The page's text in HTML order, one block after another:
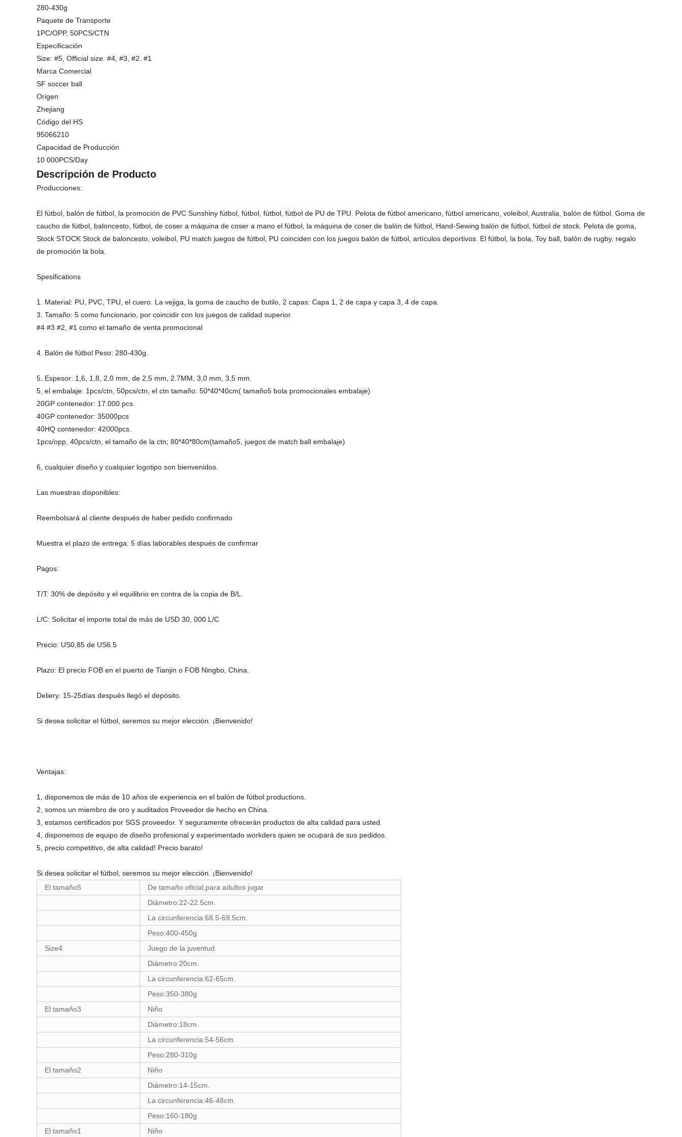
280-430g
Paquete de Transporte
1PC/OPP, 50PCS/CTN
Especificación
Size: #5, Official size. #4, #3, #2. #1
Marca Comercial
SF soccer ball
Origen
Zhejiang
Código del HS
95066210
Capacidad de Producción
10 000PCS/Day
Descripción de Producto
Producciones:
El fútbol, balón de fútbol, la promoción de PVC Sunshiny fútbol, fútbol, fútbol, fútbol de PU de TPU. Pelota de fútbol americano, fútbol americano, voleibol, Australia, balón de fútbol. Goma de
caucho de fútbol, baloncesto, fútbol, de coser a máquina de coser a mano el fútbol, la máquina de coser de balón de fútbol, Hand-Sewing balón de fútbol, fútbol de stock. Pelota de goma,
Stock STOCK Stock de baloncesto, voleibol, PU match juegos de fútbol, PU coinciden con los juegos balón de fútbol, artículos deportivos. El fútbol, la bola, Toy ball, balón de rugby, regalo
de promoción la bola.
Spesifications
1. Material: PU, PVC, TPU, el cuero. La vejiga, la goma de caucho de butilo, 2 capas: Capa 1, 2 de capa y capa 3, 4 de capa.
3. Tamaño: 5 como funcionario, por coincidir con los juegos de calidad superior.
#4 #3 #2, #1 como el tamaño de venta promocional
4. Balón de fútbol Peso: 280-430g.
5, Espesor: 1,6, 1,8, 2,0 mm, de 2,5 mm, 2.7MM, 3,0 mm, 3,5 mm.
5, el embalaje: 1pcs/ctn, 50pcs/ctn, el ctn tamaño: 50*40*40cm( tamaño5 bola promocionales embalaje)
20GP contenedor: 17.000 pcs.
40GP contenedor: 35000pcs
40HQ contenedor: 42000pcs.
1pcs/opp, 40pcs/ctn, el tamaño de la ctn; 80*40*80cm(tamaño5, juegos de match ball embalaje)
6, cualquier diseño y cualquier logotipo son bienvenidos.
Las muestras disponibles:
Reembolsará al cliente después de haber pedido confirmado
Muestra el plazo de entrega: 5 días laborables después de confirmar
Pagos:
T/T: 30% de depósito y el equilibrio en contra de la copia de B/L.
L/C: Solicitar el importe total de más de USD 30, 000 L/C
Precio: US0,85 de US6.5
Plazo: El precio FOB en el puerto de Tianjin o FOB Ningbo, China.
Deliery: 15-25días después llegó el depósito.
Si desea solicitar el fútbol, seremos su mejor elección. ¡Bienvenido!
Ventajas:
1, disponemos de más de 10 años de experiencia en el balón de fútbol productions.
2, somos un miembro de oro y auditados Proveedor de hecho en China.
3, estamos certificados por SGS proveedor. Y seguramente ofrecerán productos de alta calidad para usted.
4, disponemos de equipo de diseño profesional y experimentado workders quien se ocupará de sus pedidos.
5, precio competitivo, de alta calidad! Precio barato!
Si desea solicitar el fútbol, seremos su mejor elección. ¡Bienvenido!
El tamaño5
De tamaño oficial,para adultos jugar
Diámetro:22-22.5cm.
La circunferencia:68.5-69.5cm.
Peso:400-450g
Size4
Juego de la juventud.
Diámetro:20cm.
La circunferencia:62-65cm.
Peso:350-380g
El tamaño3
Niño
Diámetro:18cm.
La circunferencia:54-56cm.
Peso:280-310g
El tamaño2
Niño
Diámetro:14-15cm.
La circunferencia:46-48cm.
Peso:160-180g
El tamaño1
Niño